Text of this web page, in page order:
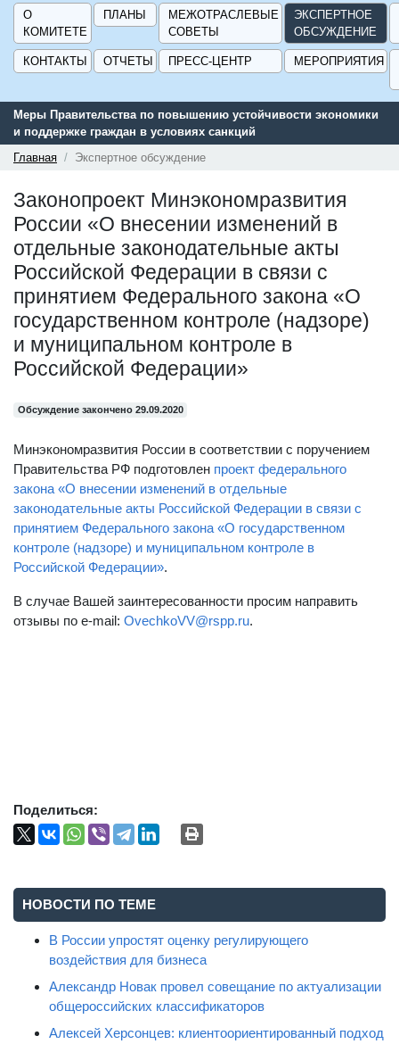
О
КОМИТЕТЕ
ПЛАНЫ
МЕЖОТРАСЛЕВЫЕ
СОВЕТЫ
ЭКСПЕРТНОЕ
ОБСУЖДЕНИЕ
КОНТАКТЫ ОТЧЕТЫ ПРЕСС-ЦЕНТР МЕРОПРИЯТИЯ
Меры Правительства по повышению устойчивости экономики
и поддержке граждан в условиях санкций
Главная
Экспертное обсуждение
Законопроект Минэкономразвития
России «О внесении изменений в
отдельные законодательные акты
Российской Федерации в связи с
принятием Федерального закона «О
государственном контроле (надзоре)
и муниципальном контроле в
Российской Федерации»
Обсуждение закончено 29.09.2020
Минэкономразвития России в соответствии с поручением
Правительства РФ подготовлен проект федерального
закона «О внесении изменений в отдельные
законодательные акты Российской Федерации в связи с
принятием Федерального закона «О государственном
контроле (надзоре) и муниципальном контроле в
Российской Федерации».
В случае Вашей заинтересованности просим направить
отзывы по e-mail: OvechkoVV@rspp.ru.
Поделиться:
НОВОСТИ ПО ТЕМЕ
В России упростят оценку регулирующего
воздействия для бизнеса
Александр Новак провел совещание по актуализации
общероссийских классификаторов
Алексей Херсонцев: клиентоориентированный подход